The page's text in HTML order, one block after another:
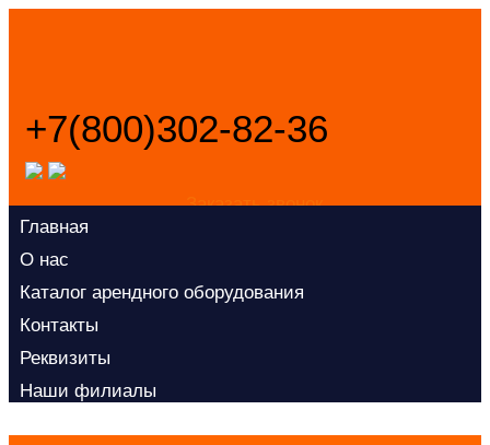
+7(800)302-82-36
Заказать звонок
Главная
О нас
Каталог арендного оборудования
Контакты
Реквизиты
Наши филиалы